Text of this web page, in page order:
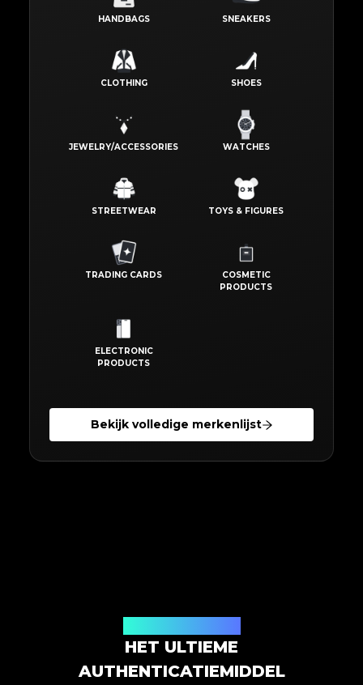
HANDBAGS SNEAKERS
CLOTHING SHOES
JEWELRY/ACCESSORIES WATCHES
STREETWEAR TOYS & FIGURES
TRADING CARDS
COSMETIC
PRODUCTS
ELECTRONIC
PRODUCTS
Bekijk volledige merkenlijst
HET ULTIEME
AUTHENTICATIEMIDDEL